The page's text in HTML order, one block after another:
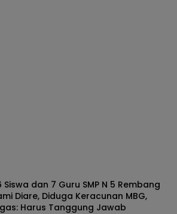
Siswa dan 7 Guru SMP N 5 Rembang
Diare, Diduga Keracunan MBG,
Harus Tanggung Jawab